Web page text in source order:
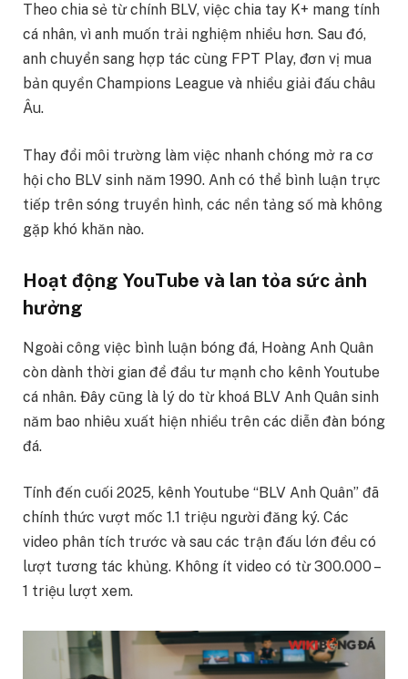
Theo chia sẻ từ chính BLV, việc chia tay K+ mang tính
cá nhân, vì anh muốn trải nghiệm nhiều hơn. Sau đó,
anh chuyển sang hợp tác cùng FPT Play, đơn vị mua
bản quyền Champions League và nhiều giải đấu châu
Âu.
Thay đổi môi trường làm việc nhanh chóng mở ra cơ
hội cho BLV sinh năm 1990. Anh có thể bình luận trực
tiếp trên sóng truyền hình, các nền tảng số mà không
gặp khó khăn nào.
Hoạt động YouTube và lan tỏa sức ảnh
hưởng
Ngoài công việc bình luận bóng đá, Hoàng Anh Quân
còn dành thời gian để đầu tư mạnh cho kênh Youtube
cá nhân. Đây cũng là lý do từ khoá BLV Anh Quân sinh
năm bao nhiêu xuất hiện nhiều trên các diễn đàn bóng
đá.
Tính đến cuối 2025, kênh Youtube “BLV Anh Quân” đã
chính thức vượt mốc 1.1 triệu người đăng ký. Các
video phân tích trước và sau các trận đấu lớn đều có
lượt tương tác khủng. Không ít video có từ 300.000 –
1 triệu lượt xem.